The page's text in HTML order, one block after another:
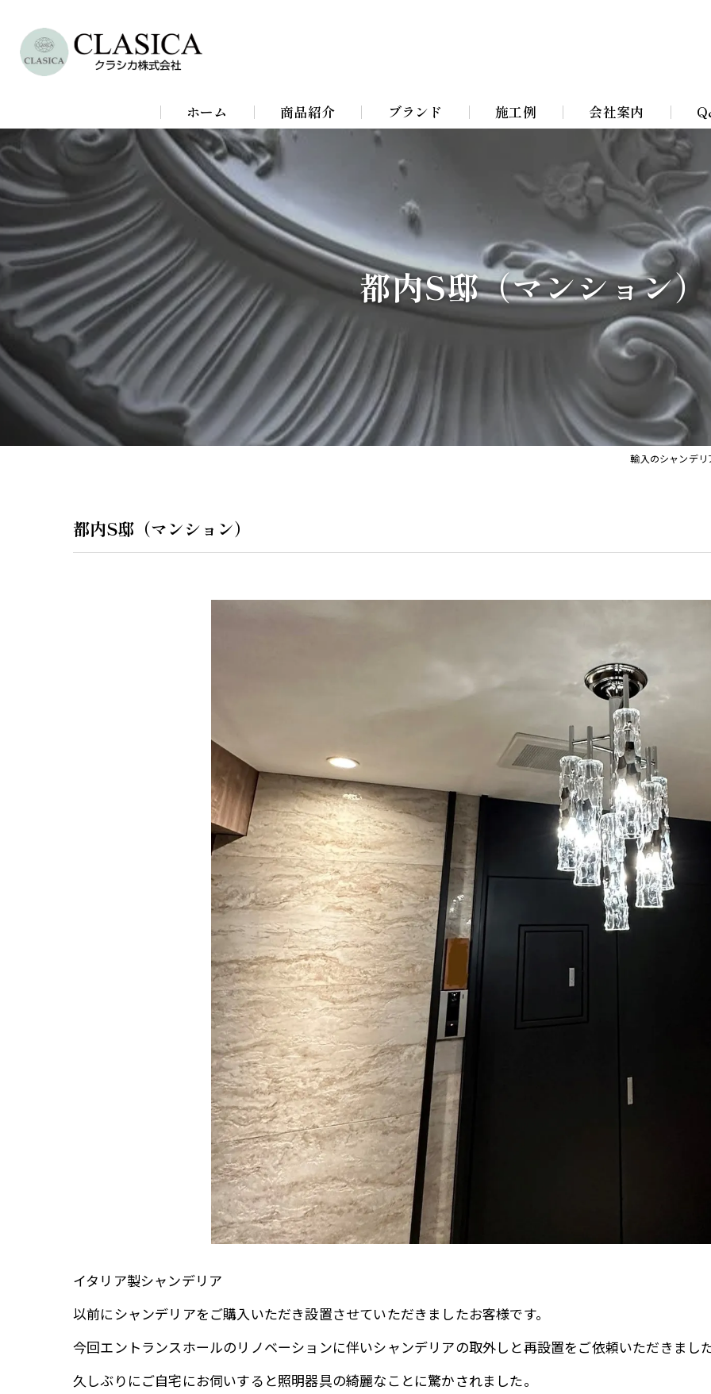
ホーム 商品紹介
シャンデリア
シーリングライト
スタンドライト
ブラケットライト
ペンダントライト
門灯
ブランド
Bohemian Chandeliers
Murano Blown Glass
William Morris lamps
Toile De Jouy Lamps
Orla Kiely Lamps
施工例 会社案内
都内S邸（マンション）
輸入のシャンデ
都内S邸（マンション）
イタリア製シャンデリア
以前にシャンデリアをご購入いただき設置させていただきましたお客様です。
今回エントランスホールのリノベーションに伴いシャンデリアの取外しと再設置をご依頼いただきまし
久しぶりにご自宅にお伺いすると照明器具の綺麗なことに驚かされました。